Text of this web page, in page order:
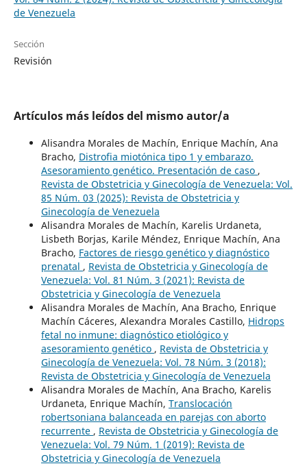
de Venezuela
Sección
Revisión
Artículos más leídos del mismo autor/a
Alisandra Morales de Machín, Enrique Machín, Ana
Bracho, Distrofia miotónica tipo 1 y embarazo.
Asesoramiento genético. Presentación de caso ,
Revista de Obstetricia y Ginecología de Venezuela: Vol.
85 Núm. 03 (2025): Revista de Obstetricia y
Ginecología de Venezuela
Alisandra Morales de Machín, Karelis Urdaneta,
Lisbeth Borjas, Karile Méndez, Enrique Machín, Ana
Bracho, Factores de riesgo genético y diagnóstico
prenatal , Revista de Obstetricia y Ginecología de
Venezuela: Vol. 81 Núm. 3 (2021): Revista de
Obstetricia y Ginecología de Venezuela
Alisandra Morales de Machín, Ana Bracho, Enrique
Machín Cáceres, Alexandra Morales Castillo, Hidrops
fetal no inmune: diagnóstico etiológico y
asesoramiento genético , Revista de Obstetricia y
Ginecología de Venezuela: Vol. 78 Núm. 3 (2018):
Revista de Obstetricia y Ginecología de Venezuela
Alisandra Morales de Machín, Ana Bracho, Karelis
Urdaneta, Enrique Machín, Translocación
robertsoniana balanceada en parejas con aborto
recurrente , Revista de Obstetricia y Ginecología de
Venezuela: Vol. 79 Núm. 1 (2019): Revista de
Obstetricia y Ginecología de Venezuela